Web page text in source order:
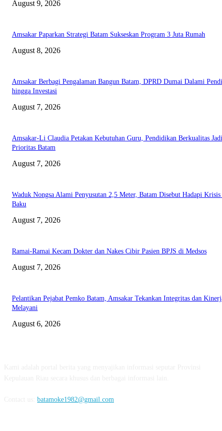
August 9, 2026
Amsakar Paparkan Strategi Batam Sukseskan Program 3 Juta Rumah
August 8, 2026
Amsakar Berbagi Pengalaman Bangun Batam, DPRD Dumai Dalami
hingga Investasi
August 7, 2026
Amsakar-Li Claudia Petakan Kebutuhan Guru, Pendidikan Berkualitas Jadi
Prioritas Batam
August 7, 2026
Waduk Nongsa Alami Penyusutan 2,5 Meter, Batam Disebut Hadapi
Baku
August 7, 2026
Ramai-Ramai Kecam Dokter dan Nakes Cibir Pasien BPJS di Medsos
August 7, 2026
Pelantikan Pejabat Pemko Batam, Amsakar Tekankan Integritas dan
Melayani
August 6, 2026
batamoke1982@gmail.com